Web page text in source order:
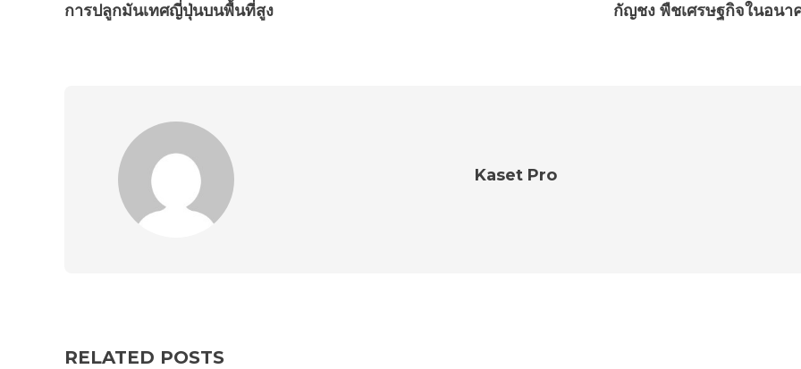
การปลูกมันเทศญี่ปุ่นบนพื้นที่สูง
กัญชง พืชเศรษฐกิจในอนา
Kaset Pro
RELATED POSTS